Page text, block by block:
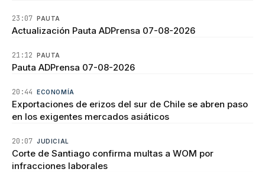
23:07 PAUTA
Actualización Pauta ADPrensa 07-08-2026
21:12 PAUTA
Pauta ADPrensa 07-08-2026
20:44 ECONOMÍA
Exportaciones de erizos del sur de Chile se abren paso
en los exigentes mercados asiáticos
20:07 JUDICIAL
Corte de Santiago confirma multas a WOM por
infracciones laborales